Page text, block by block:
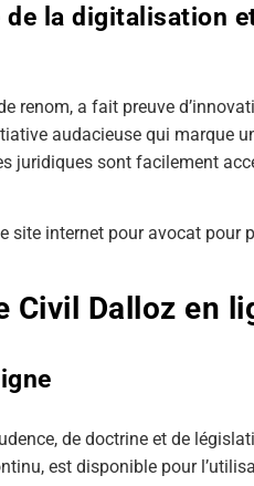
de la digitalisation
renom, a fait preuve
audacieuse qui marque
juridiques sont facilement
site internet pour avocat pour
Civil Dalloz en
de doctrine et de
est disponible pour